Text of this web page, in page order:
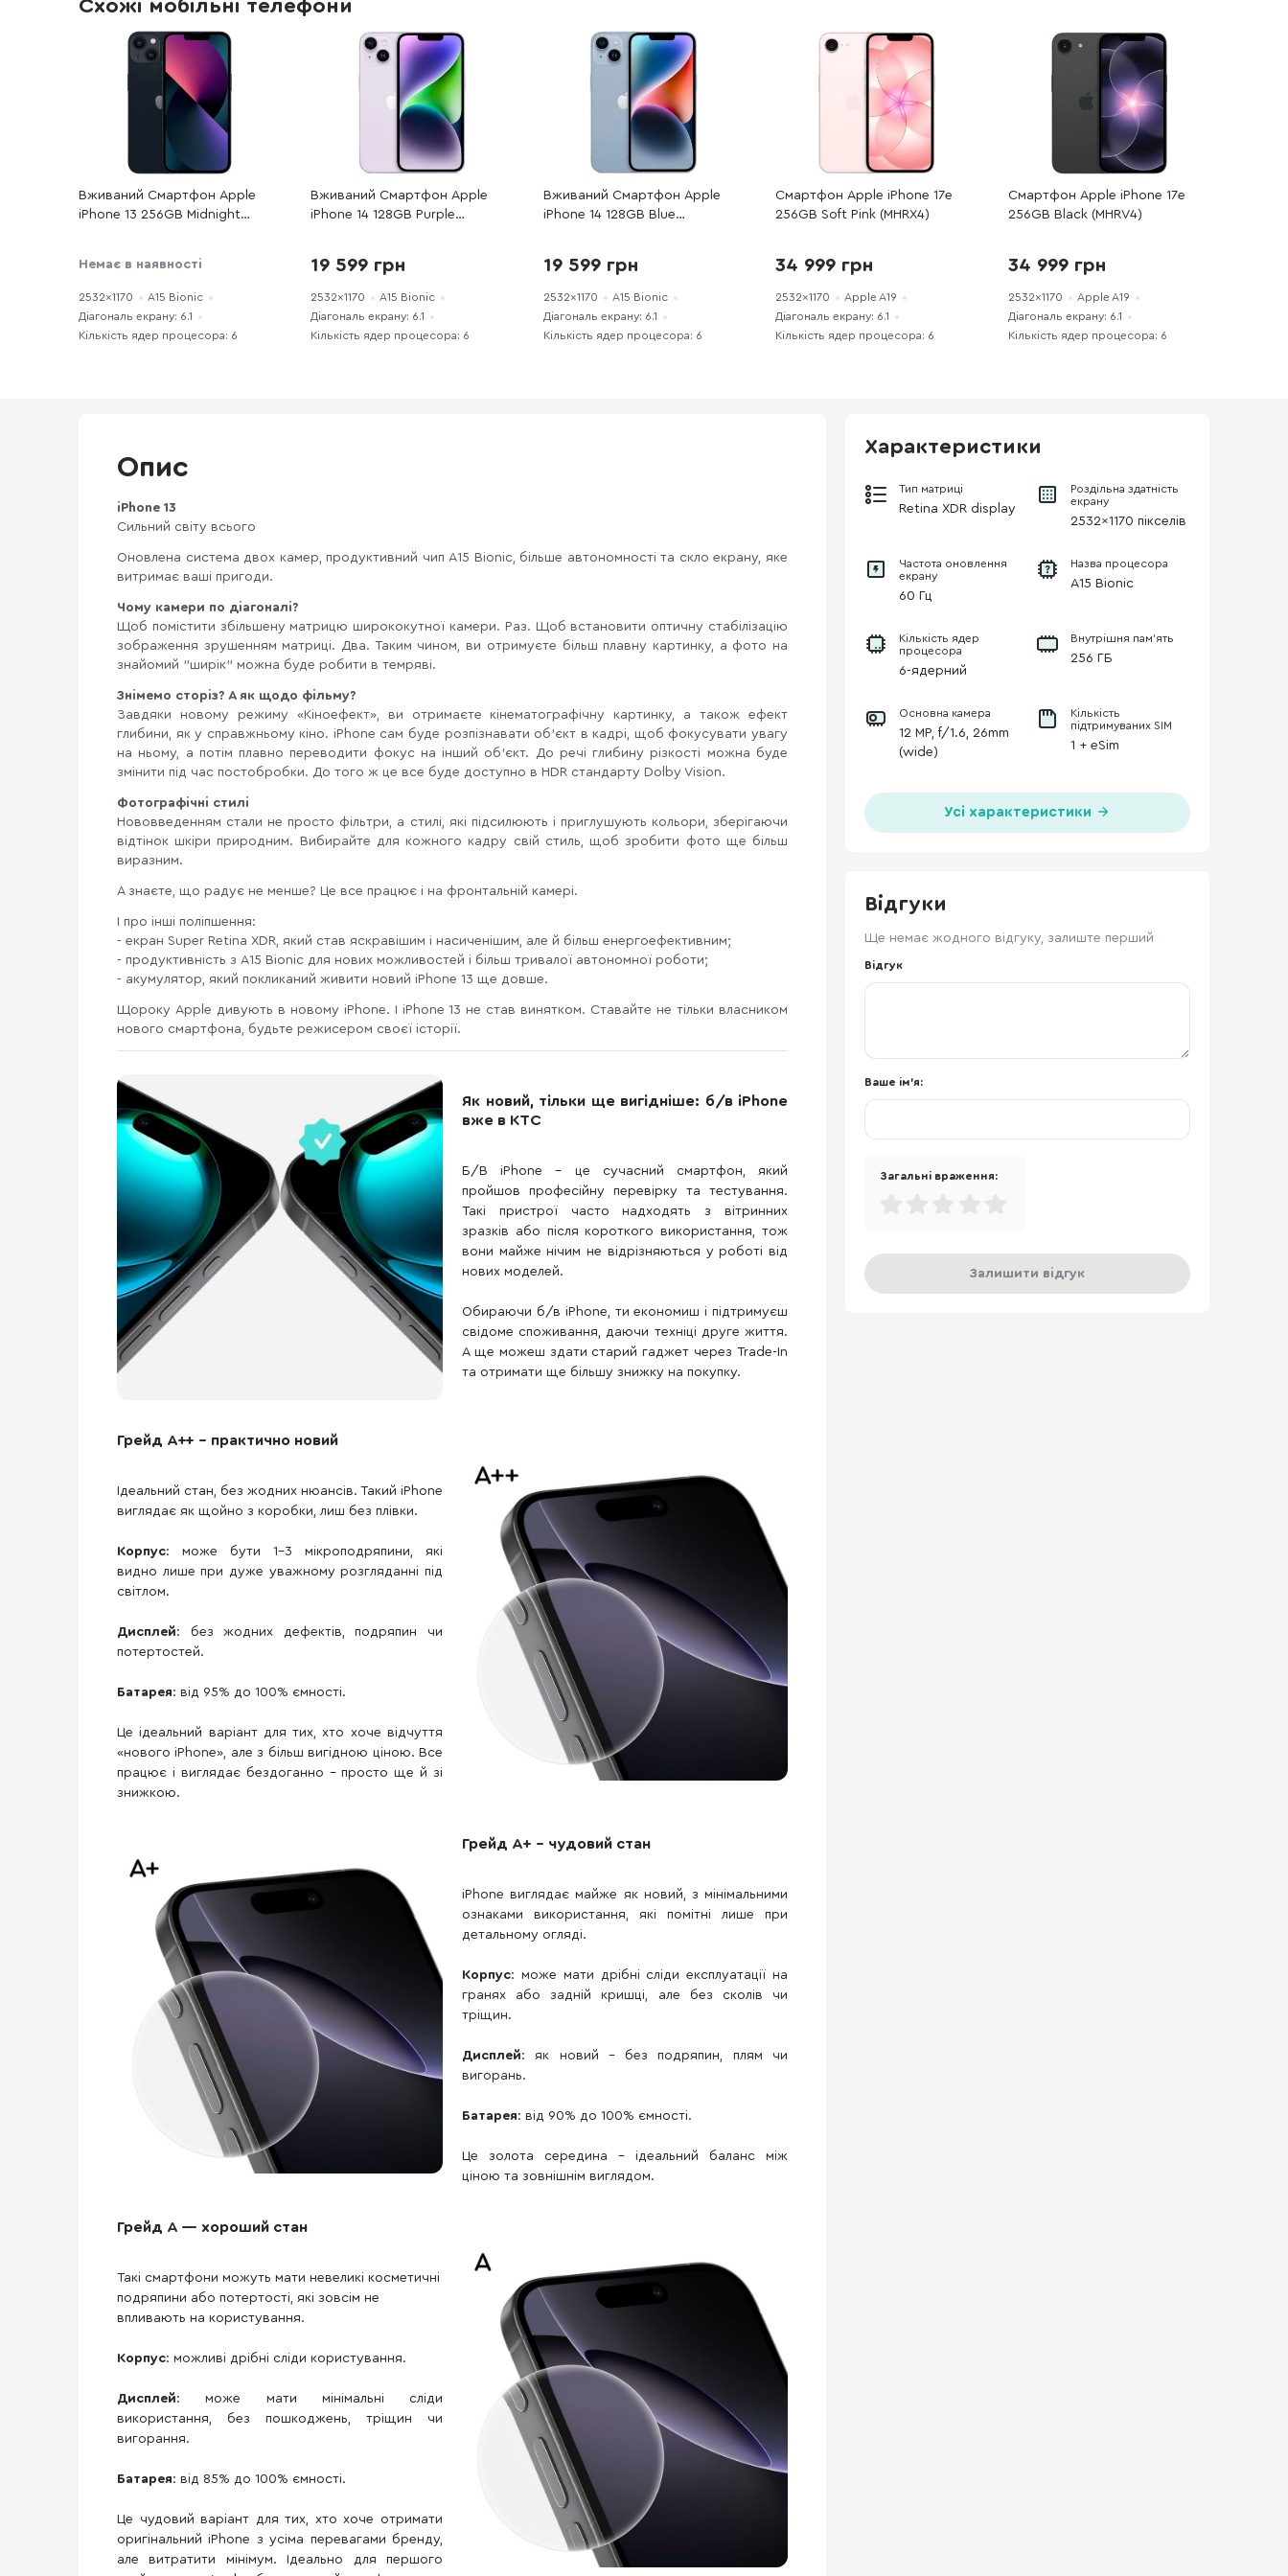
Схожі мобільні телефони
Вживаний Смартфон Apple
iPhone 13 256GB Midnight
Немає в наявності
2532x1170
A15 Bionic
Діагональ екрану: 6.1
Кількість ядер процесора: 6
Вживаний Смартфон Apple
iPhone 14 128GB Purple
19 599 грн
2532x1170
A15 Bionic
Діагональ екрану: 6.1
Кількість ядер процесора: 6
Вживаний Смартфон Apple
iPhone 14 128GB Blue
19 599 грн
2532x1170
A15 Bionic
Діагональ екрану: 6.1
Кількість ядер процесора: 6
Смартфон Apple iPhone 17e
256GB Soft Pink (MHRX4)
34 999 грн
2532x1170
Apple A19
Діагональ екрану: 6.1
Кількість ядер процесора: 6
Смартфон Apple iPhone 17e
256GB Black (MHRV4)
34 999 грн
2532x1170
Apple A19
Діагональ екрану: 6.1
Кількість ядер процесора: 6
Опис
iPhone 13
Сильний світу всього
Оновлена ​​система двох камер, продуктивний чип A15 Bionic, більше автономності та скло екрану, яке
витримає ваші пригоди.
Чому камери по діагоналі?
Щоб помістити збільшену матрицю ширококутної камери. Раз. Щоб встановити оптичну стабілізацію
зображення зрушенням матриці. Два. Таким чином, ви отримуєте більш плавну картинку, а фото на
знайомий "ширік" можна буде робити в темряві.
Знімемо сторіз? А як щодо фільму?
Завдяки новому режиму «Кіноефект», ви отримаєте кінематографічну картинку, а також ефект
глибини, як у справжньому кіно. iPhone сам буде розпізнавати об'єкт в кадрі, щоб фокусувати увагу
на ньому, а потім плавно переводити фокус на інший об'єкт. До речі глибину різкості можна буде
змінити під час постобробки. До того ж це все буде доступно в HDR стандарту Dolby Vision.
Фотографічні стилі
Нововведенням стали не просто фільтри, а стилі, які підсилюють і приглушують кольори, зберігаючи
відтінок шкіри природним. Вибирайте для кожного кадру свій стиль, щоб зробити фото ще більш
виразним.
А знаєте, що радує не менше? Це все працює і на фронтальній камері.
І про інші поліпшення:
- екран Super Retina XDR, який став яскравішим і насиченішим, але й більш енергоефективним;
- продуктивність з A15 Bionic для нових можливостей і більш тривалої автономної роботи;
- акумулятор, який покликаний живити новий iPhone 13 ще довше.
Щороку Apple дивують в новому iPhone. І iPhone 13 не став винятком. Ставайте не тільки власником
нового смартфона, будьте режисером своєї історії.
Як новий, тільки ще вигідніше: б/в iPhone
вже в КТС
Б/В iPhone – це сучасний смартфон, який
пройшов професійну перевірку та тестування.
Такі пристрої часто надходять з вітринних
зразків або після короткого використання, тож
вони майже нічим не відрізняються у роботі від
нових моделей.
Обираючи б/в iPhone, ти економиш і підтримуєш
свідоме споживання, даючи техніці друге життя.
А ще можеш здати старий гаджет через Trade-In
та отримати ще більшу знижку на покупку.
Грейд A++ – практично новий
Ідеальний стан, без жодних нюансів. Такий iPhone
виглядає як щойно з коробки, лиш без плівки.
Корпус: може бути 1–3 мікроподряпини, які
видно лише при дуже уважному розгляданні під
світлом.
Дисплей: без жодних дефектів, подряпин чи
потертостей.
Батарея: від 95% до 100% ємності.
Це ідеальний варіант для тих, хто хоче відчуття
«нового iPhone», але з більш вигідною ціною. Все
працює і виглядає бездоганно – просто ще й зі
знижкою.
Грейд A+ – чудовий стан
iPhone виглядає майже як новий, з мінімальними
ознаками використання, які помітні лише при
детальному огляді.
Корпус: може мати дрібні сліди експлуатації на
гранях або задній кришці, але без сколів чи
тріщин.
Дисплей: як новий – без подряпин, плям чи
вигорань.
Батарея: від 90% до 100% ємності.
Це золота середина – ідеальний баланс між
ціною та зовнішнім виглядом.
Грейд A — хороший стан
Такі смартфони можуть мати невеликі косметичні
подряпини або потертості, які зовсім не
впливають на користування.
Корпус: можливі дрібні сліди користування.
Дисплей: може мати мінімальні сліди
використання, без пошкоджень, тріщин чи
вигорання.
Батарея: від 85% до 100% ємності.
Це чудовий варіант для тих, хто хоче отримати
оригінальний iPhone з усіма перевагами бренду,
але витратити мінімум. Ідеально для першого
Характеристики
Тип матриці
Retina XDR display
Роздільна здатність
екрану
2532x1170 пікселів
Частота оновлення
екрану
60 Гц
Назва процесора
A15 Bionic
Кількість ядер
процесора
6-ядерний
Внутрішня пам'ять
256 ГБ
Основна камера
12 MP, f/1.6, 26mm
(wide)
Кількість
підтримуваних SIM
1 + eSim
Усі характеристики
Відгуки
Ще немає жодного відгуку, залиште перший
Відгук
Ваше ім'я:
Загальні враження:
Залишити відгук